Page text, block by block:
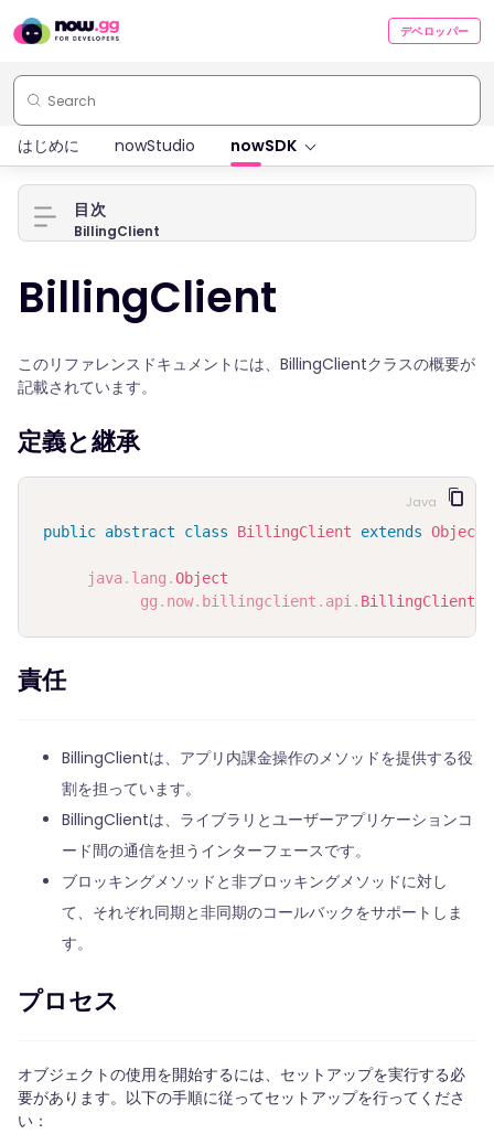
デベロッパー
はじめに nowStudio nowSDK
BillingClient
このリファレンスドキュメントには、BillingClientクラスの概要が
記載されています。
定義と継承
public abstract class BillingClient extends Object
java. lang .Object
gg . now. billingclient . api . BillingClient
Java
責任
BillingClientは、アプリ内課金操作のメソッドを提供する役
割を担っています。
BillingClientは、ライブラリとユーザーアプリケーションコ
ード間の通信を担うインターフェースです。
ブロッキングメソッドと非ブロッキングメソッドに対し
て、それぞれ同期と非同期のコールバックをサポートしま
す。
プロセス
オブジェクトの使用を開始するには、セットアップを実行する必
要があります。以下の手順に従ってセットアップを行ってくださ
い：
目次
BillingClient